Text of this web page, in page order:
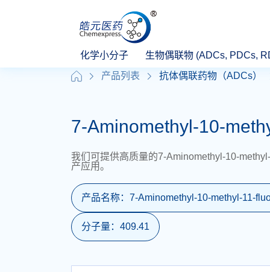
化学小分子 生物偶联物 (ADCs, PDCs,
产品列表 抗体偶联药物（ADCs）
7-Aminomethyl-10-
我们可提供高质量的7-Aminomethyl-10-
产应用。
产品名称： 7-Aminomethyl-10-methyl-11-
分子量： 409.41